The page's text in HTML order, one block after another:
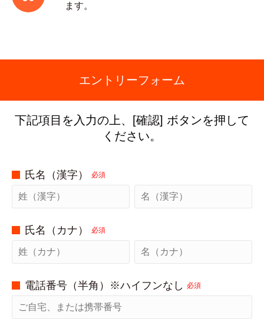
ます。
エントリーフォーム
下記項目を入力の上、[確認] ボタンを押して
ください。
氏名（漢字） 必須
氏名（カナ） 必須
電話番号（半角）※ハイフンなし 必須